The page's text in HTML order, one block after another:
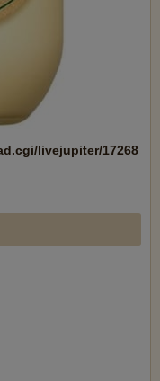
livejupiter/17268